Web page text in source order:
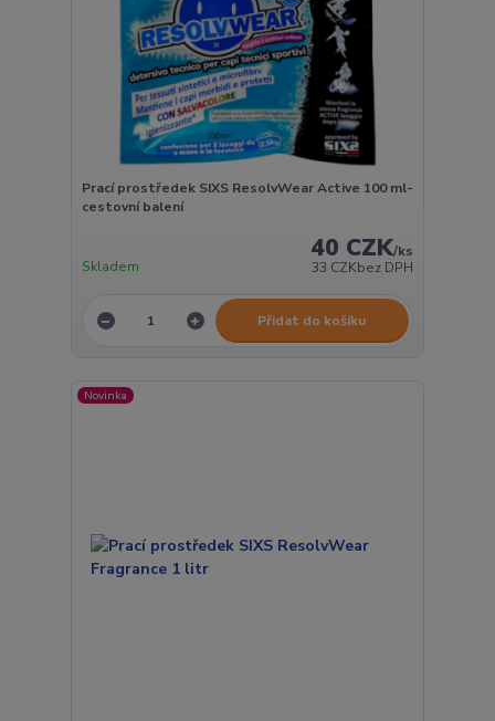
Prací prostředek SIXS ResolvWear Active 100 ml-
cestovní balení
40 CZK/ks
33 CZKbez DPH
Skladem
Přidat do košíku
Novinka